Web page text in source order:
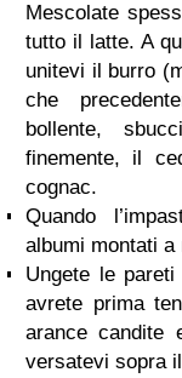
Mescolate
tutto il latte. A
unitevi il burro
che
bollente,
finemente, il
cognac.
Quando
albumi montati
Ungete le
avrete prima
arance candite
versatevi sopra